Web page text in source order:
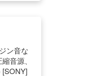
ン音な
音源、
[SONY]